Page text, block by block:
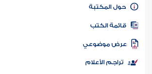
كتاب الأمة
المكتبة
الكتب
موضوعي